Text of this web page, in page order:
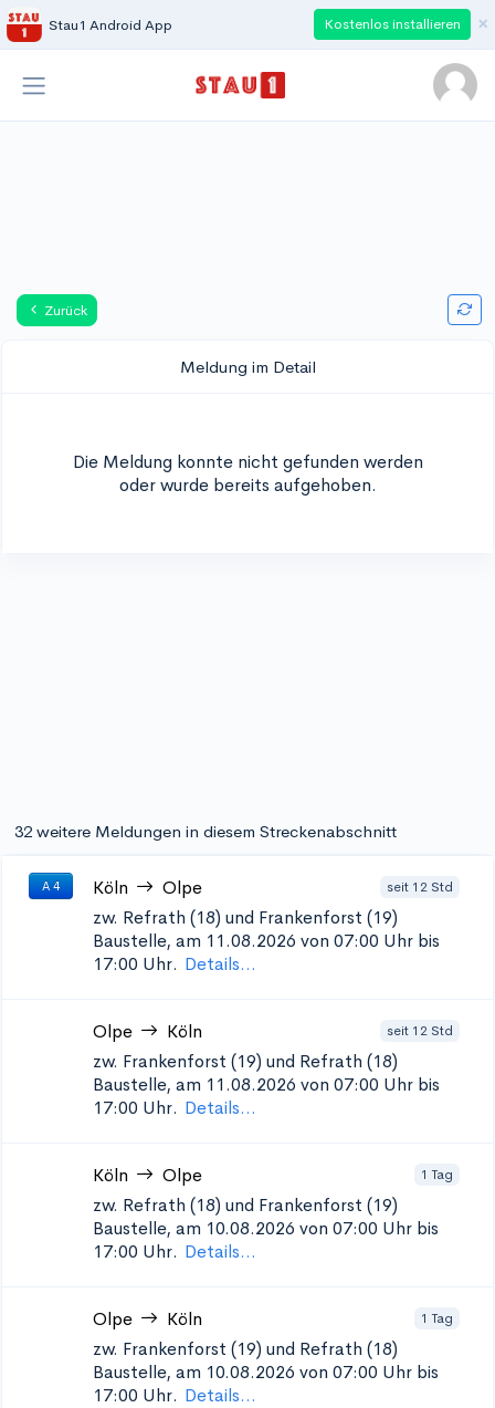
Stau1 Android App Kostenlos installieren ×
Zurück
Meldung im Detail
Die Meldung konnte nicht gefunden werden
oder wurde bereits aufgehoben.
32 weitere Meldungen in diesem Streckenabschnitt
A 4 Köln Olpe seit 12 Std
zw. Refrath (18) und Frankenforst (19)
Baustelle, am 11.08.2026 von 07:00 Uhr bis
17:00 Uhr. Details...
Olpe Köln seit 12 Std
zw. Frankenforst (19) und Refrath (18)
Baustelle, am 11.08.2026 von 07:00 Uhr bis
17:00 Uhr. Details...
Köln Olpe 1 Tag
zw. Refrath (18) und Frankenforst (19)
Baustelle, am 10.08.2026 von 07:00 Uhr bis
17:00 Uhr. Details...
Olpe Köln 1 Tag
zw. Frankenforst (19) und Refrath (18)
Baustelle, am 10.08.2026 von 07:00 Uhr bis
17:00 Uhr. Details...